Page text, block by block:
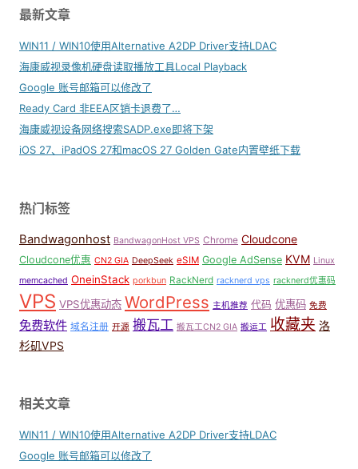
最新文章
WIN11 / WIN10使用Alternative A2DP Driver支持LDAC
海康威视录像机硬盘读取播放工具Local Playback
Google 账号邮箱可以修改了
Ready Card 非EEA区销卡退费了…
海康威视设备网络搜索SADP.exe即将下架
iOS 27、iPadOS 27和macOS 27 Golden Gate内置壁纸下载
热门标签
Bandwagonhost BandwagonHost VPS Chrome Cloudcone
Cloudcone优惠 CN2 GIA DeepSeek eSIM Google AdSense KVM Linux
memcached OneinStack porkbun RackNerd racknerd vps racknerd优惠码
VPS VPS优惠动态 WordPress 主机推荐 代码 优惠码 免费
免费软件 域名注册 开源 搬瓦工 搬瓦工CN2 GIA 搬运工 收藏夹 洛
杉矶VPS
相关文章
WIN11 / WIN10使用Alternative A2DP Driver支持LDAC
Google 账号邮箱可以修改了